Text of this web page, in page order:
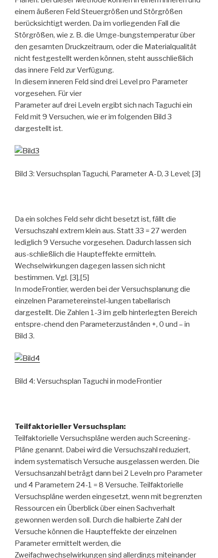
einem äußeren Feld Steuergrößen und Störgrößen
berücksichtigt werden. Da im vorliegenden Fall die
Störgrößen, wie z. B. die Umge-bungstemperatur über
den gesamten Druckzeitraum, oder die Materialqualität
nicht festgestellt werden können, steht ausschließlich
das innere Feld zur Verfügung.
In diesem inneren Feld sind drei Level pro Parameter
vorgesehen. Für vier
Parameter auf drei Leveln ergibt sich nach Taguchi ein
Feld mit 9 Versuchen, wie er im folgenden Bild 3
dargestellt ist.
Bild 3: Versuchsplan Taguchi, Parameter A-D, 3 Level; [3]
Da ein solches Feld sehr dicht besetzt ist, fällt die
Versuchszahl extrem klein aus. Statt 33 = 27 werden
lediglich 9 Versuche vorgesehen. Dadurch lassen sich
aus-schließlich die Haupteffekte ermitteln.
Wechselwirkungen dagegen lassen sich nicht
bestimmen. Vgl. [3],[5]
In modeFrontier, werden bei der Versuchsplanung die
einzelnen Parametereinstel-lungen tabellarisch
dargestellt. Die Zahlen 1-3 im gelb hinterlegten Bereich
entspre-chend den Parameterzuständen +, 0 und – in
Bild 3.
Bild 4: Versuchsplan Taguchi in modeFrontier
Teilfaktorieller Versuchsplan:
Teilfaktorielle Versuchspläne werden auch Screening-
Pläne genannt. Dabei wird die Versuchszahl reduziert,
indem systematisch Versuche ausgelassen werden. Die
Versuchsanzahl beträgt dann bei 2 Leveln pro Parameter
und 4 Parametern 24-1 = 8 Versuche. Teilfaktorielle
Versuchspläne werden eingesetzt, wenn mit begrenzten
Ressourcen ein Überblick über einen Sachverhalt
gewonnen werden soll. Durch die halbierte Zahl der
Versuche können die Haupteffekte der einzelnen
Parameter ermittelt werden, die
Zweifachwechselwirkungen sind allerdings miteinander